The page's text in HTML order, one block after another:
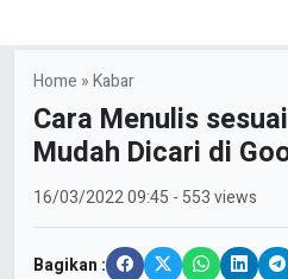
Home »Kabar
Cara Menulis
Mudah Dicari di
16/03/202209:45 - 553 views
Bagikan :